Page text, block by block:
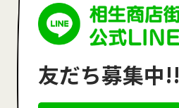
友だち募集中!!